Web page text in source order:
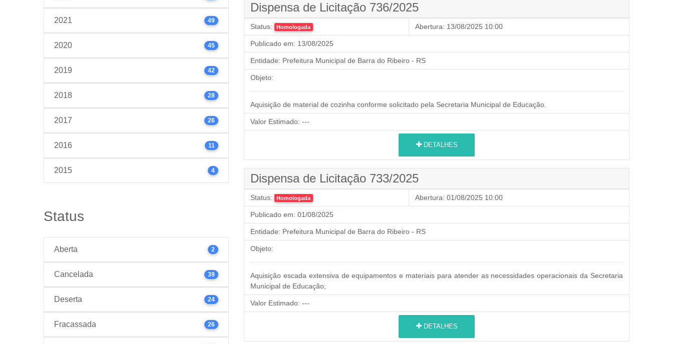
2021 49
2020 45
2019 42
2018 28
2017 26
2016 11
2015 4
Status
Aberta 2
Cancelada 39
Deserta 24
Fracassada 26
Dispensa de Licitação 736/2025
Status: Homologada Abertura: 13/08/2025 10:00
Publicado em: 13/08/2025
Entidade: Prefeitura Municipal de Barra do Ribeiro - RS
Objeto:
Aquisição de material de cozinha conforme solicitado pela Secretaria Municipal de Educação.
Valor Estimado: ---
DETALHES
Dispensa de Licitação 733/2025
Status: Homologada Abertura: 01/08/2025 10:00
Publicado em: 01/08/2025
Entidade: Prefeitura Municipal de Barra do Ribeiro - RS
Objeto:
Aquisição escada extensiva de equipamentos e materiais para atender as necessidades operacionais da Secretaria
Municipal de Educação;
Valor Estimado: ---
DETALHES